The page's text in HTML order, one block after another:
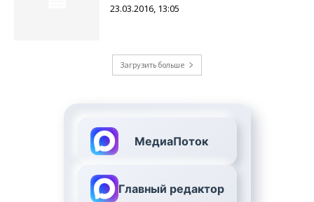
23.03.2016, 13:05
Загрузить больше
МедиаПоток
Главный редактор